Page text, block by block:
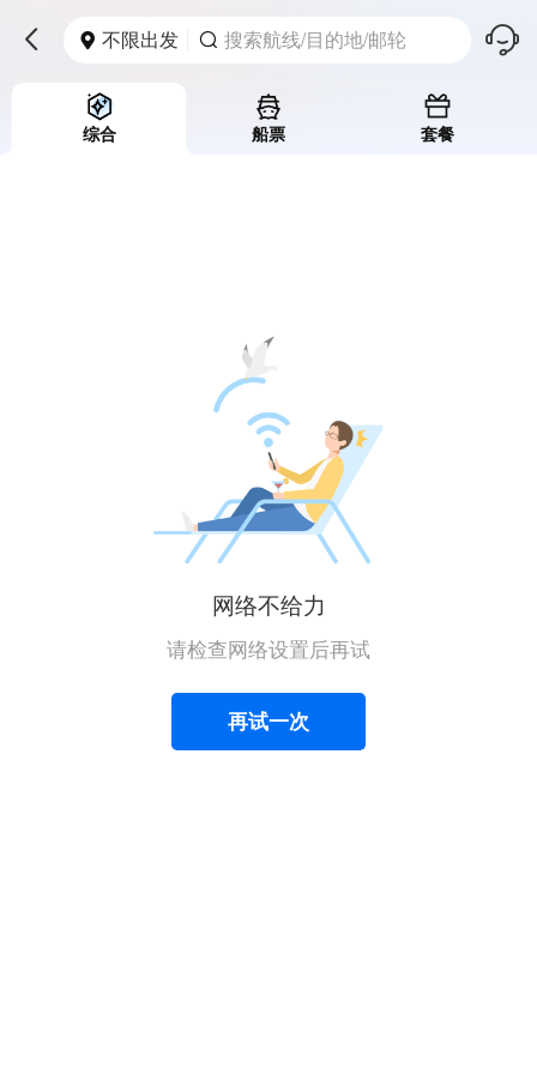
  不限出发  搜索航线/目的地/邮轮 󱪩
综合 船票 套餐
网络不给力
请检查网络设置后再试
再试一次